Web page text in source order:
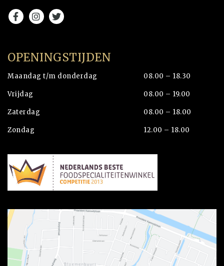
OPENINGSTIJDEN
Maandag t/m donderdag 08.00 – 18.30
Vrijdag 08.00 – 19.00
Zaterdag 08.00 – 18.00
Zondag 12.00 – 18.00